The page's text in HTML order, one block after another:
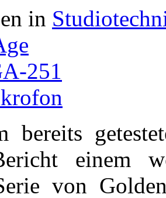
in
bereits
einem
von